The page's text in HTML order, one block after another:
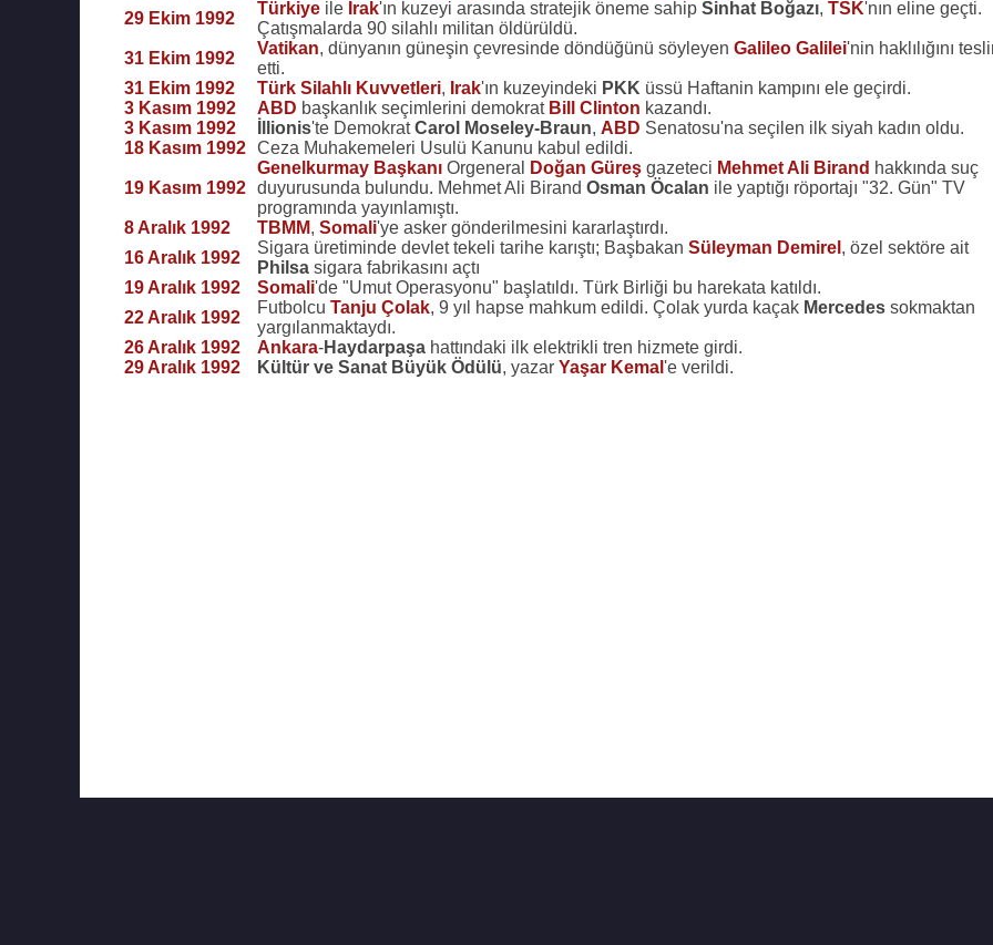
29 Ekim 1992
Türkiyeile Irak'ın kuzeyi arasında stratejik öneme sahip Sinhat Boğazı, TSK'nın eline geçti.
Çatışmalarda 90 silahlı militan öldürüldü.
31 Ekim 1992
Vatikan, dünyanın güneşin çevresinde döndüğünü söyleyen Galileo Galilei'nin haklılığını
etti.
31 Ekim 1992
Türk Silahlı Kuvvetleri, Irak'ın kuzeyindeki PKK üssü Haftanin kampını ele geçirdi.
3 Kasım 1992
ABD başkanlık seçimlerini demokrat Bill Clinton kazandı.
3 Kasım 1992
İllionis'te DemokratCarol Moseley-Braun, ABD Senatosu'na seçilen ilk siyah kadın oldu.
18 Kasım 1992 Ceza Muhakemeleri Usulü Kanunu kabul edildi.
19 Kasım 1992
Genelkurmay BaşkanıOrgeneral Doğan Güreşgazeteci Mehmet Ali Birand hakkında suç
duyurusunda bulundu. Mehmet Ali Birand Osman Öcalan ile yaptığı röportajı "32. Gün" TV
programında yayınlamıştı.
8 Aralık 1992
TBMM, Somali'ye asker gönderilmesini kararlaştırdı.
16 Aralık 1992
Sigara üretiminde devlet tekeli tarihe karıştı; Başbakan Süleyman Demirel , özel sektöre ait
Philsasigara fabrikasını açtı
19 Aralık 1992
Somali'de "Umut Operasyonu" başlatıldı. Türk Birliği bu harekata katıldı.
22 Aralık 1992
Futbolcu Tanju Çolak, 9 yıl hapse mahkum edildi. Çolak yurda kaçak Mercedessokmaktan
yargılanmaktaydı.
26 Aralık 1992
Ankara-Haydarpaşahattındaki ilk elektrikli tren hizmete girdi.
29 Aralık 1992
Kültür ve Sanat Büyük Ödülü, yazar Yaşar Kemal 'e verildi.